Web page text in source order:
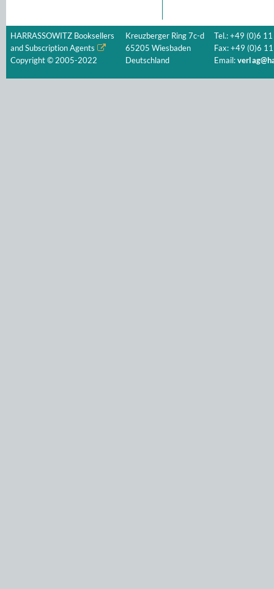
HARRASSOWITZ Booksellers
and Subscription Agents
Copyright © 2005-2022
Kreuzberger Ring 7c-d
65205 Wiesbaden
Deutschland
Tel.: +49 (0)6
Fax: +49 (0)6
Email: